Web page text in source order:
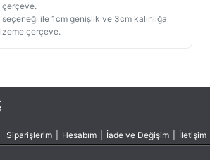
çerçeve.
ile 1cm genişlik ve 3cm kalınlığa
çerçeve.
Siparişlerim Hesabım İade ve Değişim İletişim